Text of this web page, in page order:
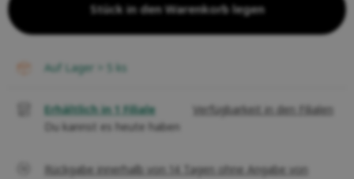
Stück in den Warenkorb legen
auf Lager > 5 ks
Erhältlich in 1 Filiale
Du kannst es heute haben
Verfügbarkeit in den Filialen
Rückgabe innerhalb von 14 Tagen ohne Angabe von